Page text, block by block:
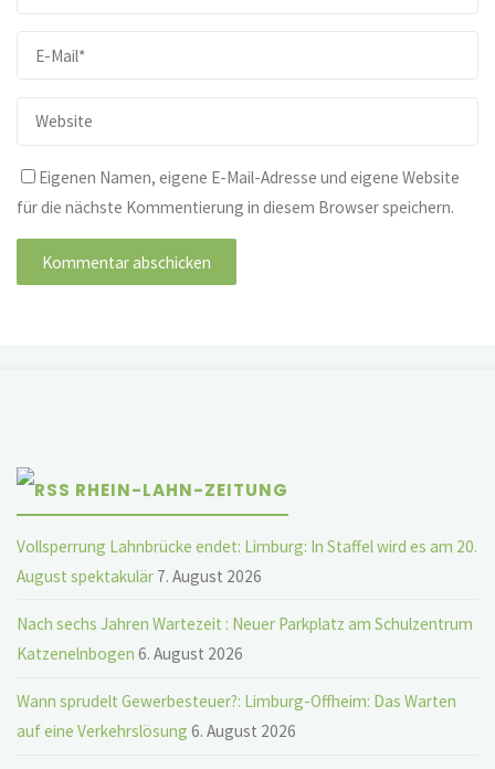
Eigenen Namen, eigene E-Mail-Adresse und eigene Website
für die nächste Kommentierung in diesem Browser speichern.
RHEIN-LAHN-ZEITUNG
Vollsperrung Lahnbrücke endet: Limburg: In Staffel wird es am 20.
August spektakulär 7. August 2026
Nach sechs Jahren Wartezeit : Neuer Parkplatz am Schulzentrum
Katzenelnbogen 6. August 2026
Wann sprudelt Gewerbesteuer?: Limburg-Offheim: Das Warten
auf eine Verkehrslösung 6. August 2026